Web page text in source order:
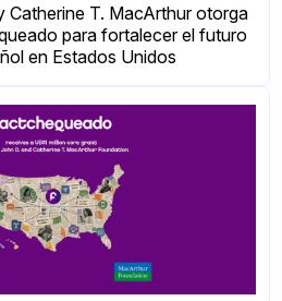
Catherine T. MacArthur otorga
para fortalecer el futuro
en Estados Unidos